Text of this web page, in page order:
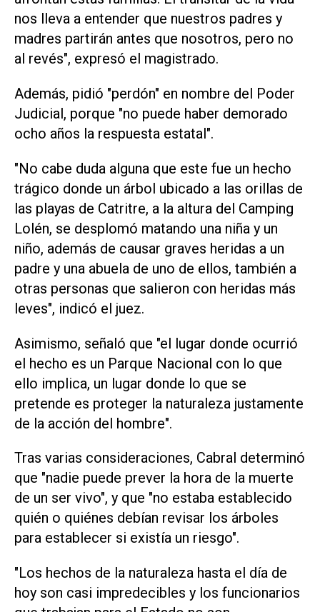
nos lleva a entender que nuestros padres y
madres partirán antes que nosotros, pero no
al revés", expresó el magistrado.
Además, pidió "perdón" en nombre del Poder
Judicial, porque "no puede haber demorado
ocho años la respuesta estatal".
"No cabe duda alguna que este fue un hecho
trágico donde un árbol ubicado a las orillas de
las playas de Catritre, a la altura del Camping
Lolén, se desplomó matando una niña y un
niño, además de causar graves heridas a un
padre y una abuela de uno de ellos, también a
otras personas que salieron con heridas más
leves", indicó el juez.
Asimismo, señaló que "el lugar donde ocurrió
el hecho es un Parque Nacional con lo que
ello implica, un lugar donde lo que se
pretende es proteger la naturaleza justamente
de la acción del hombre".
Tras varias consideraciones, Cabral determinó
que "nadie puede prever la hora de la muerte
de un ser vivo", y que "no estaba establecido
quién o quiénes debían revisar los árboles
para establecer si existía un riesgo".
"Los hechos de la naturaleza hasta el día de
hoy son casi impredecibles y los funcionarios